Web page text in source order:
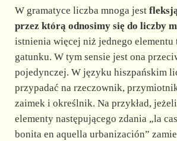
W gramatyce liczba mnoga jest
przez którą odnosimy się do liczby
istnienia więcej niż jednego elementu
gatunku. W tym sensie jest ona
pojedynczej. W języku hiszpańskim
przypadać na rzeczownik,
zaimek i określnik. Na przykład,
elementy następującego zdania „la
bonita en aquella urbanización”